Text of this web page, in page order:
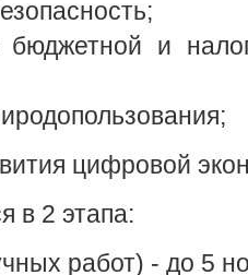
и
цифровой
в 2 этапа:
работ) - до 5